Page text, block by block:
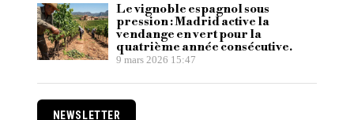
Le vignoble espagnol sous
pression : Madrid active la
vendange en vert pour la
quatrième année consécutive.
9 mars 2026 15:47
NEWSLETTER